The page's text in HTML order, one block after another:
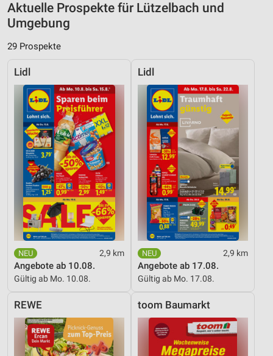
Aktuelle Prospekte für Lützelbach und
Umgebung
29 Prospekte
Lidl
2,9 km
Angebote ab 10.08.
Gültig ab Mo. 10.08.
Lidl
2,9 km
Angebote ab 17.08.
Gültig ab Mo. 17.08.
REWE toom Baumarkt